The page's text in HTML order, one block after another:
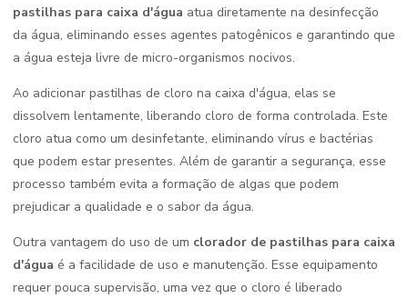
pastilhas para caixa d'água atua diretamente na desinfecção
da água, eliminando esses agentes patogênicos e garantindo que
a água esteja livre de micro-organismos nocivos.
Ao adicionar pastilhas de cloro na caixa d'água, elas se
dissolvem lentamente, liberando cloro de forma controlada. Este
cloro atua como um desinfetante, eliminando vírus e bactérias
que podem estar presentes. Além de garantir a segurança, esse
processo também evita a formação de algas que podem
prejudicar a qualidade e o sabor da água.
Outra vantagem do uso de um clorador de pastilhas para caixa
d'água é a facilidade de uso e manutenção. Esse equipamento
requer pouca supervisão, uma vez que o cloro é liberado